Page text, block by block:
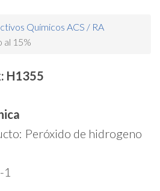
Químicos ACS / RA
al 15%
H1355
Peróxido de hidrogeno